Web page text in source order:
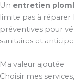
Un entretien
limite pas à réparer
préventives pour
sanitaires et
Ma valeur ajoutée
Choisir mes